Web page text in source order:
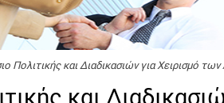
Πολιτικής και Διαδικασιών για Χειρισμό
και